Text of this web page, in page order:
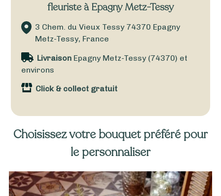
fleuriste à Epagny Metz-Tessy
3 Chem. du Vieux Tessy 74370 Epagny
Metz-Tessy, France
LivraisonEpagny Metz-Tessy (74370) et
environs
Click & collect gratuit
Choisissez votre bouquet préféré pour
le personnaliser